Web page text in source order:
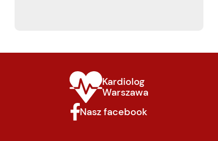
Kardiolog
Warszawa
Nasz facebook